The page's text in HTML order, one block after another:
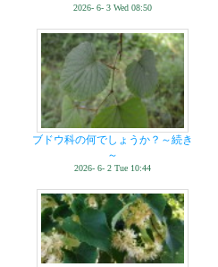
2026- 6- 3 Wed 08:50
ブドウ科の何でしょうか？～続き
～
2026- 6- 2 Tue 10:44